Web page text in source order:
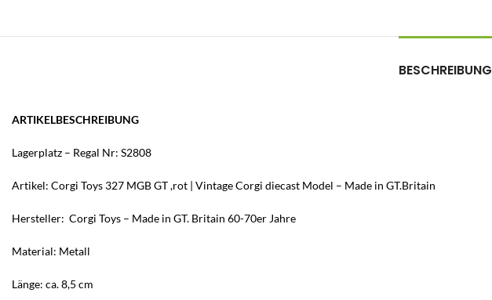
BESCHREIBUNG
ARTIKELBESCHREIBUNG
Lagerplatz – Regal Nr: S2808
Artikel: Corgi Toys 327 MGB GT ,rot | Vintage Corgi diecast Model – Made in GT.Britain
Hersteller: Corgi Toys – Made in GT. Britain 60-70er Jahre
Material: Metall
Länge: ca. 8,5 cm